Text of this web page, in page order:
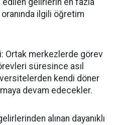
gelirlerin en fazla
ilgili öğretim
Ortak merkezlerde görev
süresince asıl
kendi döner
devam edecekler.
alınan dayanıklı